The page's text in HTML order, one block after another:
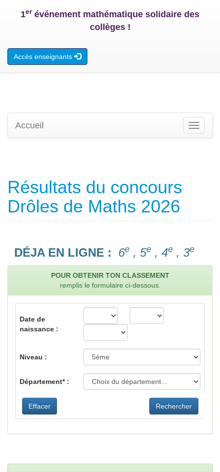
1erévénement mathématique solidaire des
collèges !
Accès enseignants
Toggle
Accueil
Résultats du concours
Drôles de Maths 2026
DÉJA EN LIGNE : 6e , 5e , 4e , 3e
POUR OBTENIR TON CLASSEMENT
remplis le formulaire ci-dessous.
Date de
naissance :
Niveau :
Département* :